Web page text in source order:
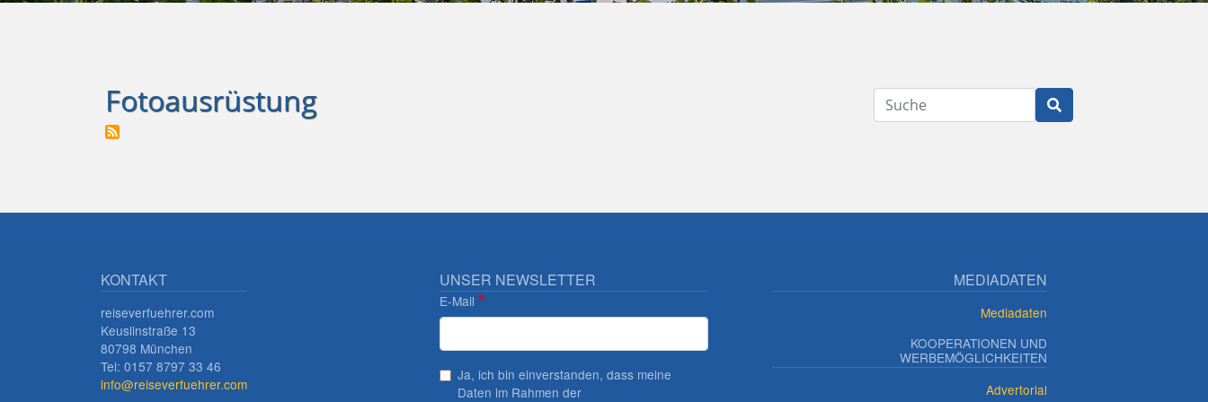
Fotoausrüstung Suche
KONTAKT
reiseverfuehrer.com
Keuslinstraße 13
80798 München
Tel: 0157 8797 33 46
info@reiseverfuehrer.com
UNSER NEWSLETTER
E-Mail
Ja, ich bin einverstanden, dass meine
Daten im Rahmen der
MEDIADATEN
Mediadaten
KOOPERATIONEN UND
WERBEMÖGLICHKEITEN
Advertorial